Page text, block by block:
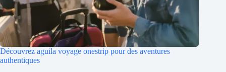
Découvrez aguila voyage onestrip pour des aventures
authentiques